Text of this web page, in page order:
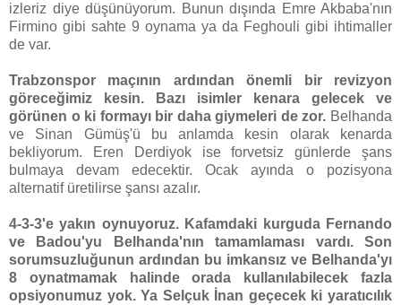
izleriz diye düşünüyorum. Bunun dışında Emre Akbaba'nın
Firmino gibi sahte 9 oynama ya da Feghouli gibi ihtimaller
de var.
Trabzonspor maçının ardından önemli bir revizyon
göreceğimiz kesin. Bazı isimler kenara gelecek ve
görünen o ki formayı bir daha giymeleri de zor. Belhanda
ve Sinan Gümüş'ü bu anlamda kesin olarak kenarda
bekliyorum. Eren Derdiyok ise forvetsiz günlerde şans
bulmaya devam edecektir. Ocak ayında o pozisyona
alternatif üretilirse şansı azalır.
4-3-3'e yakın oynuyoruz. Kafamdaki kurguda Fernando
ve Badou'yu Belhanda'nın tamamlaması vardı. Son
sorumsuzluğunun ardından bu imkansız ve Belhanda'yı
8 oynatmamak halinde orada kullanılabilecek fazla
opsiyonumuz yok. Ya Selçuk İnan geçecek ki yaratıcılık